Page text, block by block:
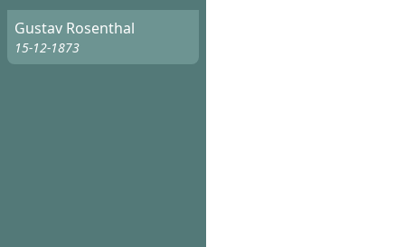
Gustav Rosenthal
15-12-1873